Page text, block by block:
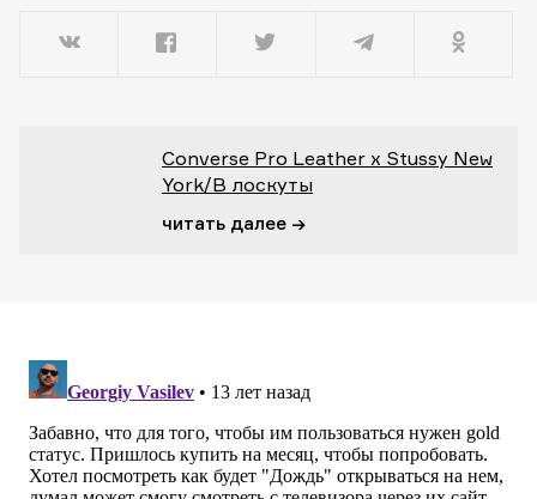
Converse Pro Leather x Stussy New
York/В лоскуты
читать далее →